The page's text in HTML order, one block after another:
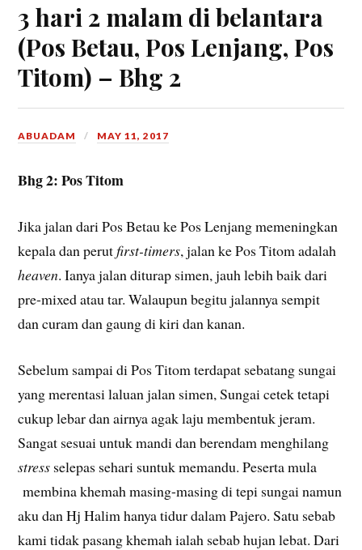
3 hari 2 malam di belantara
(Pos Betau, Pos Lenjang, Pos
Titom) – Bhg 2
ABUADAM MAY 11, 2017
Bhg 2: Pos Titom
Jika jalan dari Pos Betau ke Pos Lenjang memeningkan
kepala dan perut first-timers, jalan ke Pos Titom adalah
heaven. Ianya jalan diturap simen, jauh lebih baik dari
pre-mixed atau tar. Walaupun begitu jalannya sempit
dan curam dan gaung di kiri dan kanan.
Sebelum sampai di Pos Titom terdapat sebatang sungai
yang merentasi laluan jalan simen, Sungai cetek tetapi
cukup lebar dan airnya agak laju membentuk jeram.
Sangat sesuai untuk mandi dan berendam menghilang
stress selepas sehari suntuk memandu. Peserta mula
membina khemah masing-masing di tepi sungai namun
aku dan Hj Halim hanya tidur dalam Pajero. Satu sebab
kami tidak pasang khemah ialah sebab hujan lebat. Dari